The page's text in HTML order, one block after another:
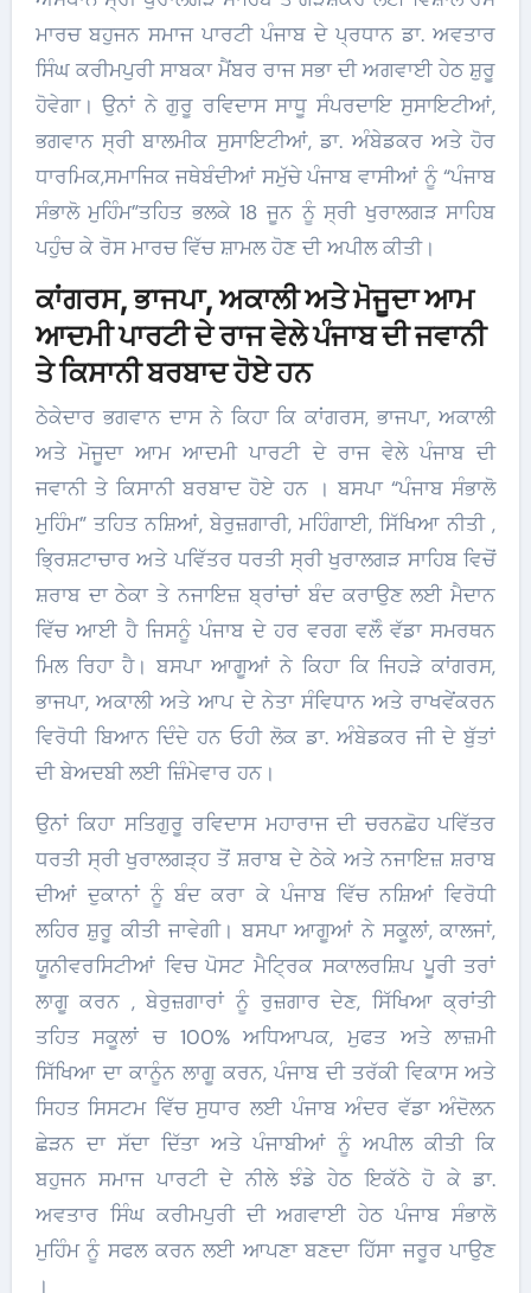
ਮਾਰਚ ਬਹੁਜਨ ਸਮਾਜ ਪਾਰਟੀ ਪੰਜਾਬ ਦੇ ਪ੍ਰਧਾਨ ਡਾ. ਅਵਤਾਰ
ਸਿੰਘ ਕਰੀਮਪੁਰੀ ਸਾਬਕਾ ਮੈਂਬਰ ਰਾਜ ਸਭਾ ਦੀ ਅਗਵਾਈ ਹੇਠ ਸ਼ੁਰੂ
ਹੋਵੇਗਾ। ਉਨਾਂ ਨੇ ਗੁਰੂ ਰਵਿਦਾਸ ਸਾਧੂ ਸੰਪਰਦਾਇ ਸੁਸਾਇਟੀਆਂ,
ਭਗਵਾਨ ਸ੍ਰੀ ਬਾਲਮੀਕ ਸੁਸਾਇਟੀਆਂ, ਡਾ. ਅੰਬੇਡਕਰ ਅਤੇ ਹੋਰ
ਧਾਰਮਿਕ,ਸਮਾਜਿਕ ਜਥੇਬੰਦੀਆਂ ਸਮੁੱਚੇ ਪੰਜਾਬ ਵਾਸੀਆਂ ਨੂੰ “ਪੰਜਾਬ
ਸੰਭਾਲੋ ਮੁਹਿੰਮ”ਤਹਿਤ ਭਲਕੇ 18 ਜੂਨ ਨੂੰ ਸ੍ਰੀ ਖੁਰਾਲਗੜ ਸਾਹਿਬ
ਪਹੁੰਚ ਕੇ ਰੋਸ ਮਾਰਚ ਵਿੱਚ ਸ਼ਾਮਲ ਹੋਣ ਦੀ ਅਪੀਲ ਕੀਤੀ।
ਕਾਂਗਰਸ, ਭਾਜਪਾ, ਅਕਾਲੀ ਅਤੇ ਮੋਜੂਦਾ ਆਮ
ਆਦਮੀ ਪਾਰਟੀ ਦੇ ਰਾਜ ਵੇਲੇ ਪੰਜਾਬ ਦੀ ਜਵਾਨੀ
ਤੇ ਕਿਸਾਨੀ ਬਰਬਾਦ ਹੋਏ ਹਨ
ਠੇਕੇਦਾਰ ਭਗਵਾਨ ਦਾਸ ਨੇ ਕਿਹਾ ਕਿ ਕਾਂਗਰਸ, ਭਾਜਪਾ, ਅਕਾਲੀ
ਅਤੇ ਮੋਜੂਦਾ ਆਮ ਆਦਮੀ ਪਾਰਟੀ ਦੇ ਰਾਜ ਵੇਲੇ ਪੰਜਾਬ ਦੀ
ਜਵਾਨੀ ਤੇ ਕਿਸਾਨੀ ਬਰਬਾਦ ਹੋਏ ਹਨ । ਬਸਪਾ “ਪੰਜਾਬ ਸੰਭਾਲੋ
ਮੁਹਿੰਮ” ਤਹਿਤ ਨਸ਼ਿਆਂ, ਬੇਰੁਜ਼ਗਾਰੀ, ਮਹਿੰਗਾਈ, ਸਿੱਖਿਆ ਨੀਤੀ ,
ਭ੍ਰਿਸ਼ਟਾਚਾਰ ਅਤੇ ਪਵਿੱਤਰ ਧਰਤੀ ਸ੍ਰੀ ਖੁਰਾਲਗੜ ਸਾਹਿਬ ਵਿਚੋਂ
ਸ਼ਰਾਬ ਦਾ ਠੇਕਾ ਤੇ ਨਜਾਇਜ਼ ਬ੍ਰਾਂਚਾਂ ਬੰਦ ਕਰਾਉਣ ਲਈ ਮੈਦਾਨ
ਵਿੱਚ ਆਈ ਹੈ ਜਿਸਨੂੰ ਪੰਜਾਬ ਦੇ ਹਰ ਵਰਗ ਵਲੋੰ ਵੱਡਾ ਸਮਰਥਨ
ਮਿਲ ਰਿਹਾ ਹੈ। ਬਸਪਾ ਆਗੂਆਂ ਨੇ ਕਿਹਾ ਕਿ ਜਿਹੜੇ ਕਾਂਗਰਸ,
ਭਾਜਪਾ, ਅਕਾਲੀ ਅਤੇ ਆਪ ਦੇ ਨੇਤਾ ਸੰਵਿਧਾਨ ਅਤੇ ਰਾਖਵੇਂਕਰਨ
ਵਿਰੋਧੀ ਬਿਆਨ ਦਿੰਦੇ ਹਨ ਓਹੀ ਲੋਕ ਡਾ. ਅੰਬੇਡਕਰ ਜੀ ਦੇ ਬੁੱਤਾਂ
ਦੀ ਬੇਅਦਬੀ ਲਈ ਜ਼ਿੰਮੇਵਾਰ ਹਨ।
ਉਨਾਂ ਕਿਹਾ ਸਤਿਗੁਰੂ ਰਵਿਦਾਸ ਮਹਾਰਾਜ ਦੀ ਚਰਨਛੋਹ ਪਵਿੱਤਰ
ਧਰਤੀ ਸ੍ਰੀ ਖੁਰਾਲਗੜ੍ਹ ਤੋਂ ਸ਼ਰਾਬ ਦੇ ਠੇਕੇ ਅਤੇ ਨਜਾਇਜ਼ ਸ਼ਰਾਬ
ਦੀਆਂ ਦੁਕਾਨਾਂ ਨੂੰ ਬੰਦ ਕਰਾ ਕੇ ਪੰਜਾਬ ਵਿੱਚ ਨਸ਼ਿਆਂ ਵਿਰੋਧੀ
ਲਹਿਰ ਸ਼ੁਰੂ ਕੀਤੀ ਜਾਵੇਗੀ। ਬਸਪਾ ਆਗੂਆਂ ਨੇ ਸਕੂਲਾਂ, ਕਾਲਜਾਂ,
ਯੂਨੀਵਰਸਿਟੀਆਂ ਵਿਚ ਪੋਸਟ ਮੈਟ੍ਰਿਕ ਸਕਾਲਰਸ਼ਿਪ ਪੂਰੀ ਤਰਾਂ
ਲਾਗੂ ਕਰਨ , ਬੇਰੁਜ਼ਗਾਰਾਂ ਨੂੰ ਰੁਜ਼ਗਾਰ ਦੇਣ, ਸਿੱਖਿਆ ਕ੍ਰਾਂਤੀ
ਤਹਿਤ ਸਕੂਲਾਂ ਚ 100% ਅਧਿਆਪਕ, ਮੁਫਤ ਅਤੇ ਲਾਜ਼ਮੀ
ਸਿੱਖਿਆ ਦਾ ਕਾਨੂੰਨ ਲਾਗੂ ਕਰਨ, ਪੰਜਾਬ ਦੀ ਤਰੱਕੀ ਵਿਕਾਸ ਅਤੇ
ਸਿਹਤ ਸਿਸਟਮ ਵਿੱਚ ਸੁਧਾਰ ਲਈ ਪੰਜਾਬ ਅੰਦਰ ਵੱਡਾ ਅੰਦੋਲਨ
ਛੇੜਨ ਦਾ ਸੱਦਾ ਦਿੱਤਾ ਅਤੇ ਪੰਜਾਬੀਆਂ ਨੂੰ ਅਪੀਲ ਕੀਤੀ ਕਿ
ਬਹੁਜਨ ਸਮਾਜ ਪਾਰਟੀ ਦੇ ਨੀਲੇ ਝੰਡੇ ਹੇਠ ਇਕੱਠੇ ਹੋ ਕੇ ਡਾ.
ਅਵਤਾਰ ਸਿੰਘ ਕਰੀਮਪੁਰੀ ਦੀ ਅਗਵਾਈ ਹੇਠ ਪੰਜਾਬ ਸੰਭਾਲੋ
ਮੁਹਿੰਮ ਨੂੰ ਸਫਲ ਕਰਨ ਲਈ ਆਪਣਾ ਬਣਦਾ ਹਿੱਸਾ ਜਰੂਰ ਪਾਉਣ
।